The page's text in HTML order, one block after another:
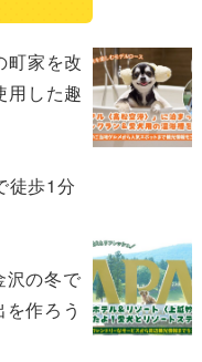
町家を改
用した趣
徒歩1分
沢の冬で
作ろう